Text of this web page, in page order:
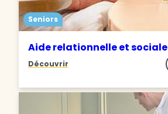
Seniors
Aide relationnelle et sociale
Découvrir